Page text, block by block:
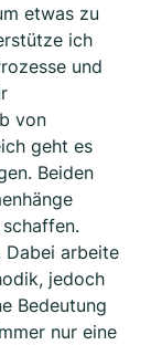
etwas zu
ich
und
von
geht es
Beiden
Dabei arbeite
jedoch
Bedeutung
nur eine